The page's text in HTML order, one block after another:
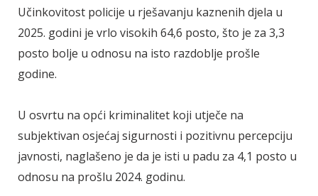
Učinkovitost policije u rješavanju kaznenih djela u
2025. godini je vrlo visokih 64,6 posto, što je za 3,3
posto bolje u odnosu na isto razdoblje prošle
godine.
U osvrtu na opći kriminalitet koji utječe na
subjektivan osjećaj sigurnosti i pozitivnu percepciju
javnosti, naglašeno je da je isti u padu za 4,1 posto u
odnosu na prošlu 2024. godinu.